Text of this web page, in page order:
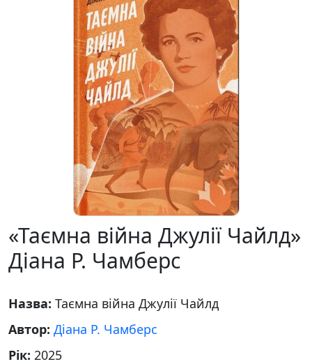
«Таємна війна Джулії Чайлд»
Діана Р. Чамберс
Назва: Таємна війна Джулії Чайлд
Автор: Діана Р. Чамберс
Рік: 2025